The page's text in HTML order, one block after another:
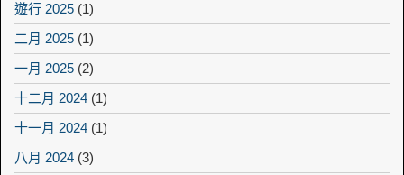
遊行 2025 (1)
二月 2025 (1)
一月 2025 (2)
十二月 2024 (1)
十一月 2024 (1)
八月 2024 (3)